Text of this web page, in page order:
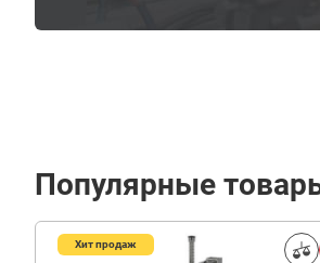
Популярные
Хит продаж